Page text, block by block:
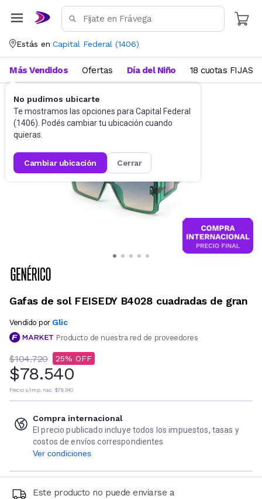
Estás en Capital Federal (1406)
No pudimos ubicarte
Te mostramos las opciones para Capital Federal
(1406). Podés cambiar tu ubicación cuando
quieras.
cambiar ubicación cerrar
Más Vendidos Ofertas Día del Niño 18 cuotas FIJAS
Accesorios Anteojos de sol
Gafas de sol FEISEDY B4028 cuadradas de gran
Vendido por Glic
Producto de nuestra red de proveedores
$104.720 25
$78.540
Precio s/imp. nac. $78.540
Compra internacional
El precio publicado incluye todos los impuestos, tasas y
costos de envíos correspondientes
Ver condiciones
Este producto no puede enviarse a